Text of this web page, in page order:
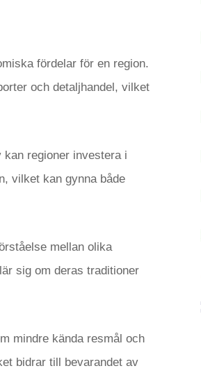
fördelar för en region.
och detaljhandel, vilket
regioner investera i
vilket kan gynna både
mellan olika
sig om deras traditioner
mindre kända resmål och
bidrar till bevarandet av